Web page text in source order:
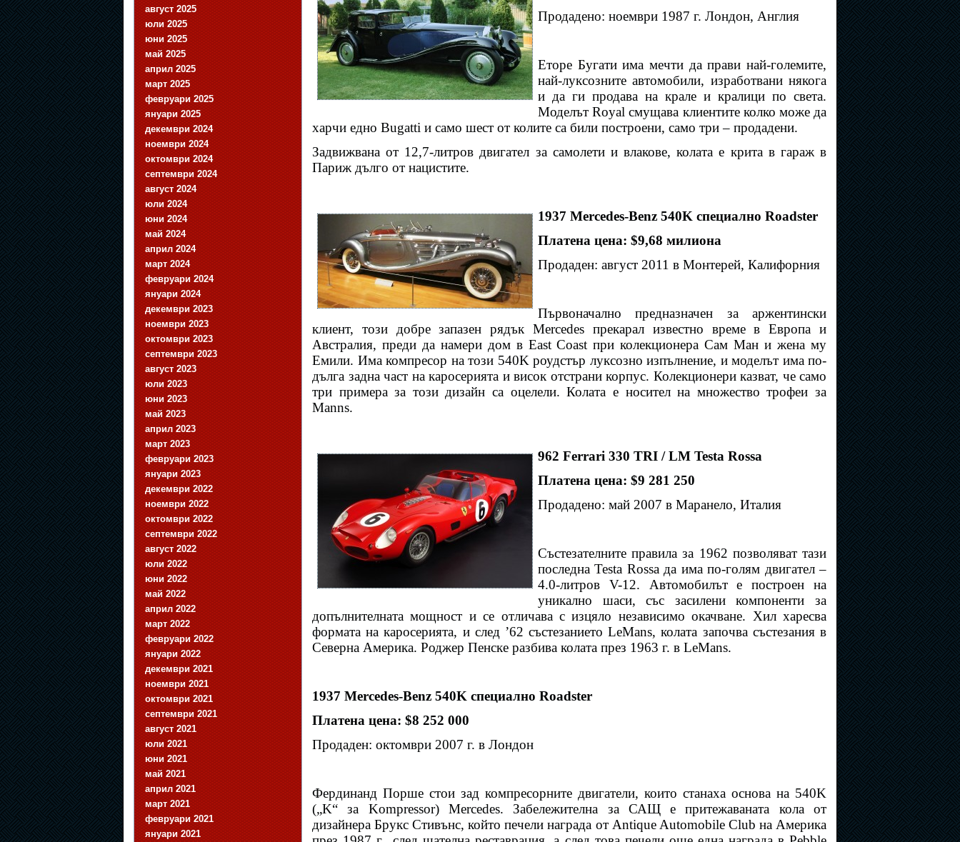
август 2025
юли 2025
юни 2025
май 2025
април 2025
март 2025
февруари 2025
януари 2025
декември 2024
ноември 2024
октомври 2024
септември 2024
август 2024
юли 2024
юни 2024
май 2024
април 2024
март 2024
февруари 2024
януари 2024
декември 2023
ноември 2023
октомври 2023
септември 2023
август 2023
юли 2023
юни 2023
май 2023
април 2023
март 2023
февруари 2023
януари 2023
декември 2022
ноември 2022
октомври 2022
септември 2022
август 2022
юли 2022
юни 2022
май 2022
април 2022
март 2022
февруари 2022
януари 2022
декември 2021
ноември 2021
октомври 2021
септември 2021
август 2021
юли 2021
юни 2021
май 2021
април 2021
март 2021
февруари 2021
януари 2021
Продадено: ноември 1987 г. Лондон, Англия
Еторе Бугати има мечти да прави най-големите,
най-луксозните автомобили, изработвани някога
и да ги продава на крале и кралици по света.
Моделът Royal смущава клиентите колко може да
харчи едно Bugatti и само шест от колите са били построени, само три – продадени.
Задвижвана от 12,7-литров двигател за самолети и влакове, колата е крита в гараж в
Париж дълго от нацистите.
1937 Mercedes-Benz 540K специално Roadster
Платена цена: $9,68 милиона
Продаден: август 2011 в Монтерей, Калифорния
Първоначално предназначен за аржентински
клиент, този добре запазен рядък Mercedes прекарал известно време в Европа и
Австралия, преди да намери дом в East Coast при колекционера Сам Ман и жена му
Емили. Има компресор на този 540K роудстър луксозно изпълнение, и моделът има по-
дълга задна част на каросерията и висок отстрани корпус. Колекционери казват, че само
три примера за този дизайн са оцелели. Колата е носител на множество трофеи за
Manns.
962 Ferrari 330 TRI / LM Testa Rossa
Платена цена: $9 281 250
Продадено: май 2007 в Маранело, Италия
Състезателните правила за 1962 позволяват тази
последна Testa Rossa да има по-голям двигател –
4.0-литров V-12. Автомобилът е построен на
уникално шаси, със засилени компоненти за
допълнителната мощност и се отличава с изцяло независимо окачване. Хил харесва
формата на каросерията, и след ’62 състезанието LeMans, колата започва състезания в
Северна Америка. Роджер Пенске разбива колата през 1963 г. в LeMans.
1937 Mercedes-Benz 540K специално Roadster
Платена цена: $8 252 000
Продаден: октомври 2007 г. в Лондон
Фердинанд Порше стои зад компресорните двигатели, които станаха основа на 540K
(„K“ за Kompressor) Mercedes. Забележителна за САЩ е притежаваната кола от
дизайнера Брукс Стивънс, който печели награда от Antique Automobile Club на Америка